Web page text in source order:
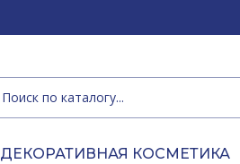
ДЕКОРАТИВНАЯ КОСМЕТИКА